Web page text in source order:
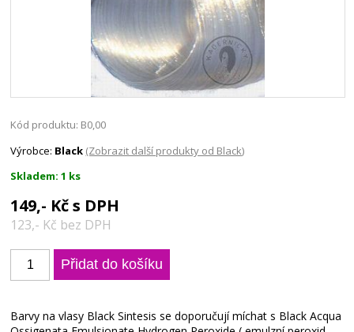
Kód produktu: B0,00
Výrobce: Black (Zobrazit další produkty od Black)
Skladem: 1 ks
149,- Kč s DPH
123,- Kč bez DPH
Barvy na vlasy Black Sintesis se doporučují míchat s Black Acqua